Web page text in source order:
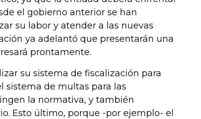
el gobierno anterior se han
su labor y atender a las nuevas
ya adelantó que presentarán una
prontamente.
su sistema de fiscalización para
sistema de multas para las
la normativa, y también
Esto último, porque -por ejemplo- el